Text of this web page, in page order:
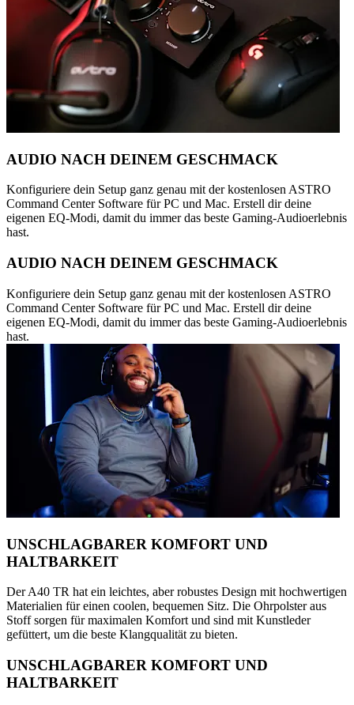
AUDIO NACH DEINEM GESCHMACK
Konfiguriere dein Setup ganz genau mit der kostenlosen ASTRO
Command Center Software für PC und Mac. Erstell dir deine
eigenen EQ-Modi, damit du immer das beste Gaming-Audioerlebnis
hast.
AUDIO NACH DEINEM GESCHMACK
Konfiguriere dein Setup ganz genau mit der kostenlosen ASTRO
Command Center Software für PC und Mac. Erstell dir deine
eigenen EQ-Modi, damit du immer das beste Gaming-Audioerlebnis
hast.
UNSCHLAGBARER KOMFORT UND
HALTBARKEIT
Der A40 TR hat ein leichtes, aber robustes Design mit hochwertigen
Materialien für einen coolen, bequemen Sitz. Die Ohrpolster aus
Stoff sorgen für maximalen Komfort und sind mit Kunstleder
gefüttert, um die beste Klangqualität zu bieten.
UNSCHLAGBARER KOMFORT UND
HALTBARKEIT